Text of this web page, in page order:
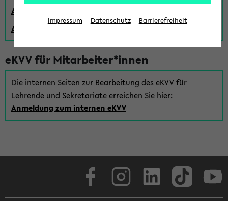
Anmeldung über einen vorhandenen Gastzugang
Anlegen eines neuen Gastzugangs
eKVV für Mitarbeiter*innen
Die internen Seiten zur Bearbeitung des eKVV für
Lehrende und Sekretariate erreichen Sie hier:
Anmeldung zum internen eKVV
Impressum Datenschutz Barrierefreiheit